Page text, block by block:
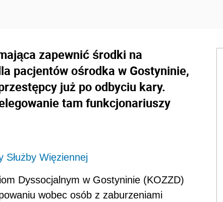
zapewnić środki na
pacjentów ośrodka w Gostyninie,
już po odbyciu kary.
tam funkcjonariuszy
Więziennej
Dyssocjalnym w Gostyninie (KOZZD)
wobec osób z zaburzeniami